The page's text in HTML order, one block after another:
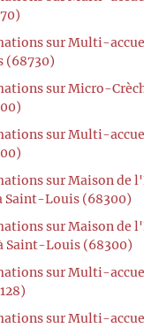
sur Multi-
(68730)
sur Micro-
sur Multi-
sur Maison de
Saint-Louis (68300)
sur Maison de
Saint-Louis (68300)
sur Multi-
sur Multi-